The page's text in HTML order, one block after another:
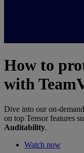
How to
with
Dive into our on-demand
on top Tensor features
Auditability.
Watch now